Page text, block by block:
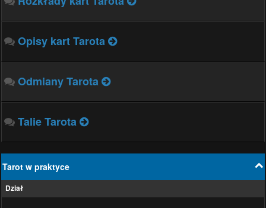
Opisy kart Tarota
Odmiany Tarota
Talie Tarota
Tarot w praktyce
Dział